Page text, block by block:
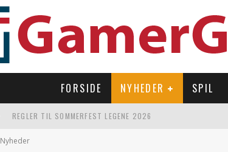
FORSIDE NYHEDER SPIL
REGLER TIL SOMMERFEST LEGENE 2026
SUBNAUTICA 2 TAGER OS TILBAGE UNDER OVERFLADEN
Nyheder